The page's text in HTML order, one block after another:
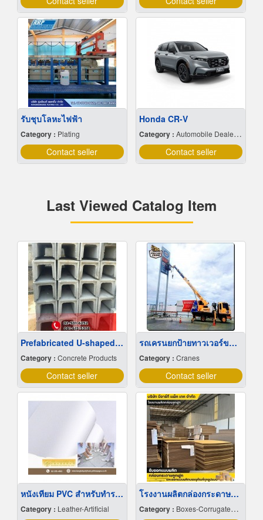
รับชุบโลหะไฟฟ้า
Category : Plating
Contact seller
Honda CR-V
Category : Automobile Dealers-New Cars
Contact seller
Last Viewed Catalog Item
Prefabricated U-shaped drainage channel, factory price
Category : Concrete Products
Contact seller
รถเครนยกป้ายทาวเวอร์ขนาดใหญ่
Category : Cranes
Contact seller
หนังเทียม PVC สำหรับทำรองเท้า
Category : Leather-Artificial
โรงงานผลิตกล่องกระดาษลูกฟูก
Category : Boxes-Corrugated & Fibre